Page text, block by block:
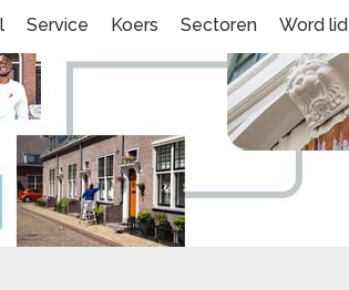
Service Koers Sectoren Word lid